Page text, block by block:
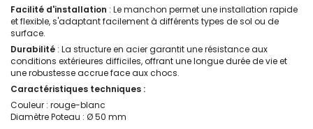
Facilité d'installation : Le manchon permet une installation rapide
et flexible, s'adaptant facilement à différents types de sol ou de
surface.
Durabilité : La structure en acier garantit une résistance aux
conditions extérieures difficiles, offrant une longue durée de vie et
une robustesse accrue face aux chocs.
Caractéristiques techniques :
Couleur : rouge-blanc
Diamètre Poteau : Ø 50 mm